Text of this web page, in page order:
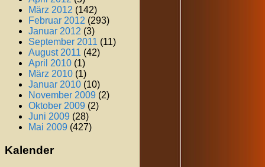
März 2012 (142)
Februar 2012 (293)
Januar 2012 (3)
September 2011 (11)
August 2011 (42)
April 2010 (1)
März 2010 (1)
Januar 2010 (10)
November 2009 (2)
Oktober 2009 (2)
Juni 2009 (28)
Mai 2009 (427)
Kalender